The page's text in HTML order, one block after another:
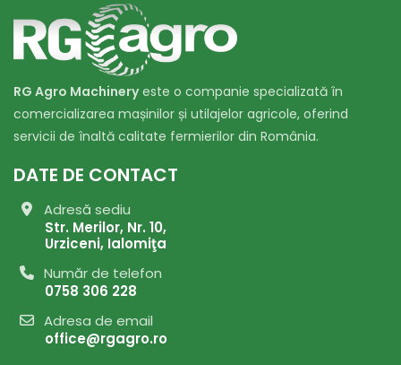
RG Agro Machineryeste o companie specializată în
comercializarea mașinilor și utilajelor agricole, oferind
servicii de înaltă calitate fermierilor din România.
DATE DE CONTACT
Adresă sediu
Str. Merilor, Nr. 10,
Urziceni, Ialomiţa
Număr de telefon
0758 306 228
Adresa de email
office@rgagro.ro